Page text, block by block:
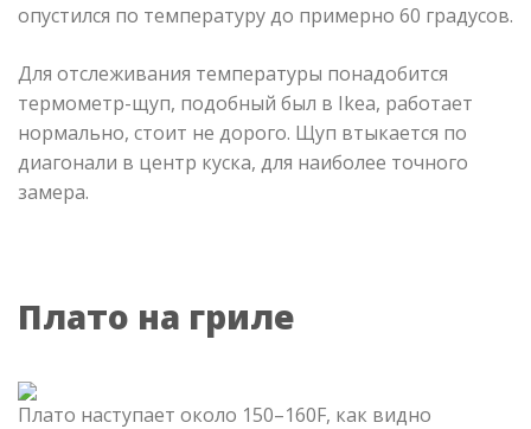
опустился по температуру до примерно 60 градусов.
Для отслеживания температуры понадобится
термометр-щуп, подобный был в Ikea, работает
нормально, стоит не дорого. Щуп втыкается по
диагонали в центр куска, для наиболее точного
замера.
Плато на гриле
Плато наступает около 150–160F, как видно